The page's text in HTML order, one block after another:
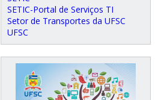
SETIC-Portal de Serviços TI
Setor de Transportes da UFSC
UFSC